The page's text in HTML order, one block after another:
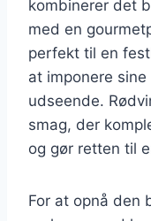
kombinerer det
med en
perfekt til en
at imponere
udseende.
smag, der
og gør retten til
For at opnå den